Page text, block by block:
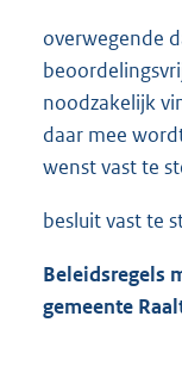
overwegende
noodzakelijk
daar mee
wenst vast te
besluit vast te
Beleidsregels
gemeente